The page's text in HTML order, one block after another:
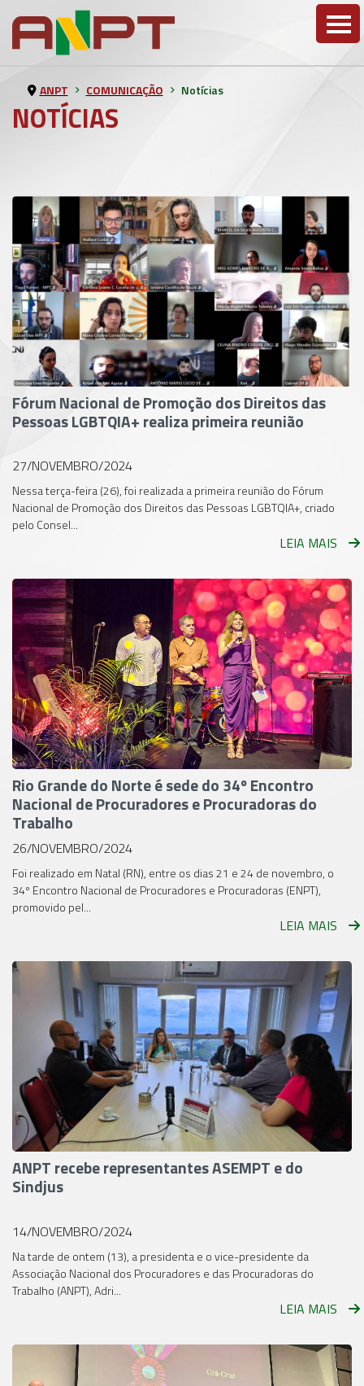
NOTÍCIAS
ANPT COMUNICAÇÃO Notícias
Fórum Nacional de Promoção dos Direitos das
Pessoas LGBTQIA+ realiza primeira reunião
27/NOVEMBRO/2024
Nessa terça-feira (26), foi realizada a primeira reunião do Fórum
Nacional de Promoção dos Direitos das Pessoas LGBTQIA+, criado
pelo Consel...
LEIA MAIS
Rio Grande do Norte é sede do 34º Encontro
Nacional de Procuradores e Procuradoras do
Trabalho
26/NOVEMBRO/2024
Foi realizado em Natal (RN), entre os dias 21 e 24 de novembro, o
34º Encontro Nacional de Procuradores e Procuradoras (ENPT),
promovido pel...
LEIA MAIS
ANPT recebe representantes ASEMPT e do
Sindjus
14/NOVEMBRO/2024
Na tarde de ontem (13), a presidenta e o vice-presidente da
Associação Nacional dos Procuradores e das Procuradoras do
Trabalho (ANPT), Adri...
LEIA MAIS